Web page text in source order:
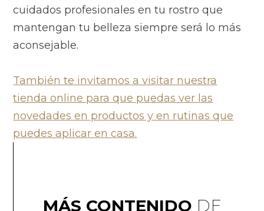
cuidados profesionales en tu rostro que
mantengan tu belleza siempre será lo más
aconsejable.
También te invitamos a visitar nuestra
tienda online para que puedas ver las
novedades en productos y en rutinas que
puedes aplicar en casa.
MÁS CONTENIDO DE